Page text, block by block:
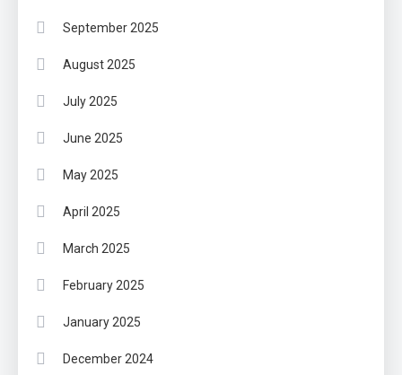
September 2025
August 2025
July 2025
June 2025
May 2025
April 2025
March 2025
February 2025
January 2025
December 2024